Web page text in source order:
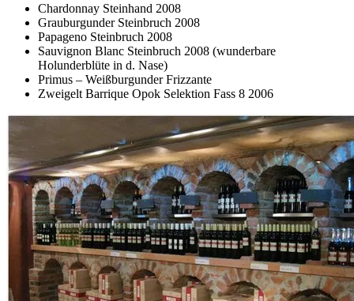
Chardonnay Steinhand 2008
Grauburgunder Steinbruch 2008
Papageno Steinbruch 2008
Sauvignon Blanc Steinbruch 2008 (wunderbare
Holunderblüte in d. Nase)
Primus – Weißburgunder Frizzante
Zweigelt Barrique Opok Selektion Fass 8 2006